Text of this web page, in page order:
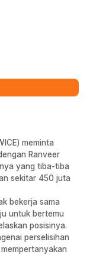
meminta
Ranveer
yang tiba-tiba
sekitar 450 juta
bekerja sama
untuk bertemu
posisinya.
perselisihan